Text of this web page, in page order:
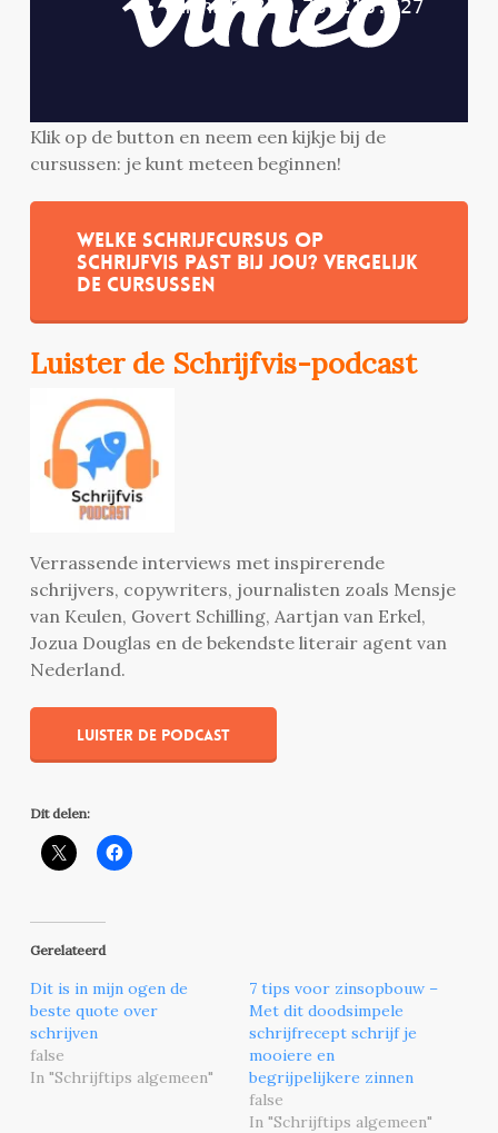
Klik op de button en neem een kijkje bij de
cursussen: je kunt meteen beginnen!
Welke schrijfcursus op
Schrijfvis past bij jou? Vergelijk
de cursussen
Luister de Schrijfvis-podcast
Verrassende interviews met inspirerende
schrijvers, copywriters, journalisten zoals Mensje
van Keulen, Govert Schilling, Aartjan van Erkel,
Jozua Douglas en de bekendste literair agent van
Nederland.
Luister de podcast
Dit delen:
Gerelateerd
Dit is in mijn ogen de
beste quote over
schrijven
false
In "Schrijftips algemeen"
7 tips voor zinsopbouw –
Met dit doodsimpele
schrijfrecept schrijf je
mooiere en
begrijpelijkere zinnen
false
In "Schrijftips algemeen"